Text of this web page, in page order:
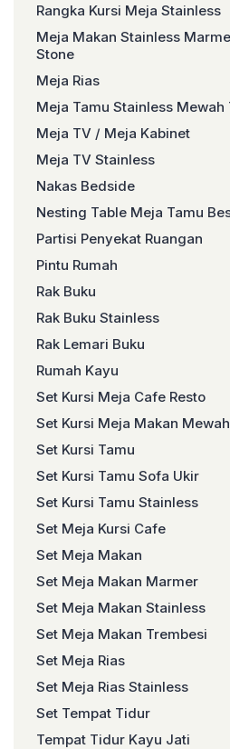
Rangka Kursi Meja Stainless
Meja Makan Stainless
Stone
Meja Rias
Meja Tamu Stainless Mewah
Meja TV / Meja Kabinet
Meja TV Stainless
Nakas Bedside
Nesting Table Meja Tamu
Partisi Penyekat Ruangan
Pintu Rumah
Rak Buku
Rak Buku Stainless
Rak Lemari Buku
Rumah Kayu
Set Kursi Meja Cafe Resto
Set Kursi Meja Makan Mewah
Set Kursi Tamu
Set Kursi Tamu Sofa Ukir
Set Kursi Tamu Stainless
Set Meja Kursi Cafe
Set Meja Makan
Set Meja Makan Marmer
Set Meja Makan Stainless
Set Meja Makan Trembesi
Set Meja Rias
Set Meja Rias Stainless
Set Tempat Tidur
Tempat Tidur Kayu Jati